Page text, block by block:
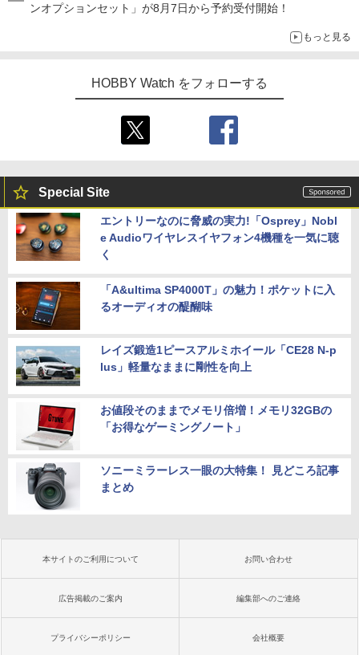
ンオプションセット」が8月7日から予約受付開始！
もっと見る
HOBBY Watch をフォローする
Special Site
エントリーなのに脅威の実力!「Osprey」Nobl
e Audioワイヤレスイヤフォン4機種を一気に聴
く
「A&ultima SP4000T」の魅力！ポケットに入
るオーディオの醍醐味
レイズ鍛造1ピースアルミホイール「CE28 N-p
lus」軽量なままに剛性を向上
お値段そのままでメモリ倍増！メモリ32GBの
「お得なゲーミングノート」
ソニーミラーレス一眼の大特集！ 見どころ記事
まとめ
本サイトのご利用について お問い合わせ
広告掲載のご案内 編集部へのご連絡
プライバシーポリシー 会社概要